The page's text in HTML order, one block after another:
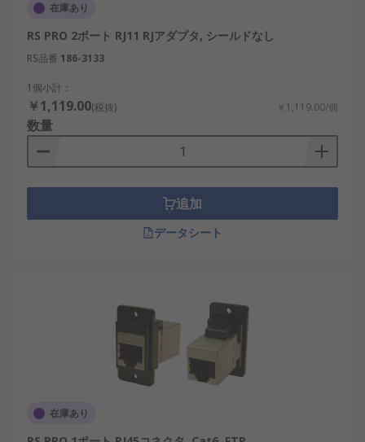
在庫あり
RS PRO 2ポート RJ11 RJアダプタ, シールドなし
RS品番 186-3133
1個小計：
￥1,119.00(税抜) ￥1,119.00/個
数量
追加
データシート
在庫あり